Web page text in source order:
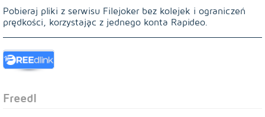
Pobieraj pliki z serwisu Filejoker bez kolejek i ograniczeń
prędkości, korzystając z jednego konta Rapideo.
Freedl